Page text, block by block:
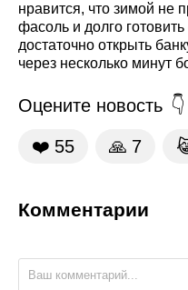
нравится, что зимой не
фасоль и долго
достаточно открыть
через несколько минут
Оцените новость
❤️ 55 🙏 7
Комментарии